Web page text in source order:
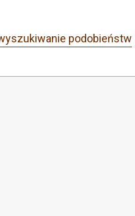
podobieństw